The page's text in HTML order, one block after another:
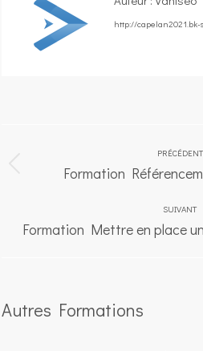
http://capelan2021.bk-
PRÉCÉDENT
:
Formation
SUIVANT
Formation Mettre en place
Autres Formations